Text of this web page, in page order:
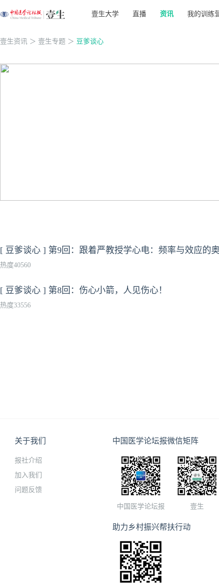
壹生大学 直播 资讯 我的训练
壹生资讯 ＞ 壹生专题 ＞ 豆爹谈心
[ 豆爹谈心 ] 第9回：跟着严教授学心电：频率与效应的
热度40560
[ 豆爹谈心 ] 第8回：伤心小箭，人见伤心！
热度33556
关于我们
报社介绍
加入我们
问题反馈
中国医学论坛报微信矩阵
中国医学论坛报 壹生
助力乡村振兴帮扶行动